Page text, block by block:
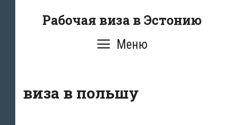
Рабочая виза в Эстонию
Меню
виза в польшу